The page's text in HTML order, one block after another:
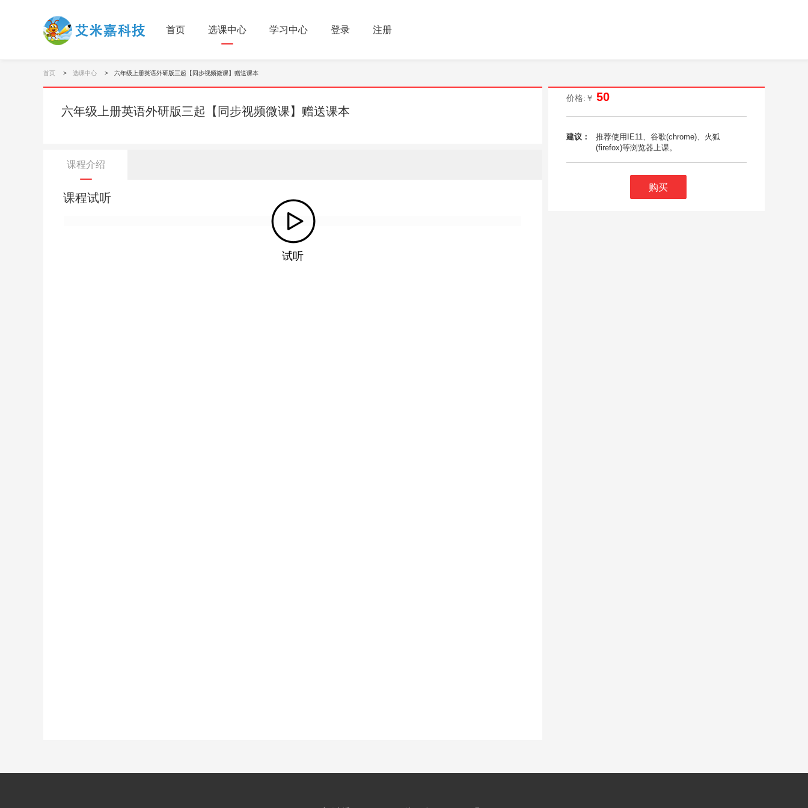
首页 选课中心 学习中心 登录 注册
首页 选课中心 六年级上册英语外研版三起【同步视频微课】赠送课本
六年级上册英语外研版三起【同步视频微课】赠送课本
课程介绍
课程试听
试听
价格:￥ 50
建议：
推荐使用IE11、谷歌(chrome)、火狐
(firefox)等浏览器上课。
购买